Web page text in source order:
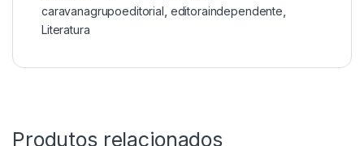
caravanagrupoeditorial editoraindependente
Literatura
Produtos relacionados